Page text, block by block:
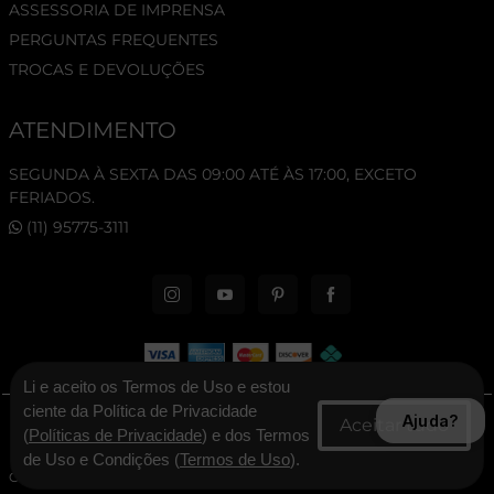
ASSESSORIA DE IMPRENSA
PERGUNTAS FREQUENTES
TROCAS E DEVOLUÇÕES
ATENDIMENTO
SEGUNDA À SEXTA DAS 09:00 ATÉ ÀS 17:00, EXCETO
FERIADOS.
(11) 95775-3111
© 2026 New Era Cap. Todos os direitos reservados.
CNPJ: 06.346.545/0001-30 - New Era Brasil Ltda
Li e aceito os Termos de Uso e estou
ciente da Política de Privacidade
(Políticas de Privacidade) e dos Termos
de Uso e Condições (Termos de Uso).
Ajuda?